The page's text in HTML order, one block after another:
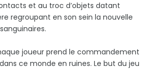
et au troc d’objets datant
regroupant en son sein la nouvelle
joueur prend le commandement
ce monde en ruines. Le but du jeu